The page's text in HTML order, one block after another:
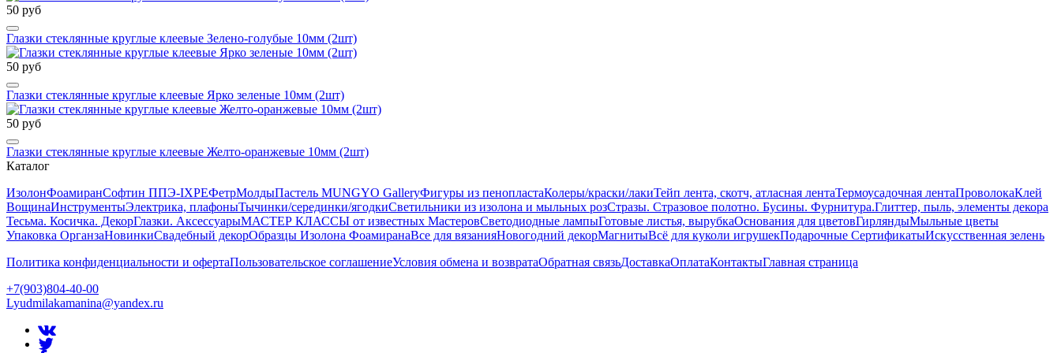
50 руб
Глазки стеклянные круглые клеевые Зелено-голубые 10мм (2шт)
50 руб
Глазки стеклянные круглые клеевые Ярко зеленые 10мм (2шт)
50 руб
Глазки стеклянные круглые клеевые Желто-оранжевые 10мм (2шт)
Каталог
ИзолонФоамиранСофтин ППЭ-IXPEФетрМолдыПастель MUNGYO GalleryФигуры из пенопластаКолеры/краски/лакиТейп лента, скотч, атласная лентаТермоусадочная лентаПроволокаКлей
ВощинаИнструментыЭлектрика, плафоныТычинки/серединки/ягодкиСветильники из изолона и мыльных розСтразы. Стразовое полотно. Бусины. Фурнитура.Глиттер, пыль, элементы декора
Тесьма. Косичка. ДекорГлазки. АксессуарыМАСТЕР КЛАССЫ от известных МастеровСветодиодные лампыГотовые листья, вырубкаОснования для цветовГирляндыМыльные цветы
Упаковка ОрганзаНовинкиСвадебный декорОбразцы Изолона ФоамиранаВсе для вязанияНовогодний декорМагнитыВсё для куколи игрушекПодарочные СертификатыИскусственная зелень
Политика конфиденциальности и офертаПользовательское соглашениеУсловия обмена и возвратаОбратная связьДоставкаОплатаКонтактыГлавная страница
+7(903)804-40-00
Lyudmilakamanina@yandex.ru